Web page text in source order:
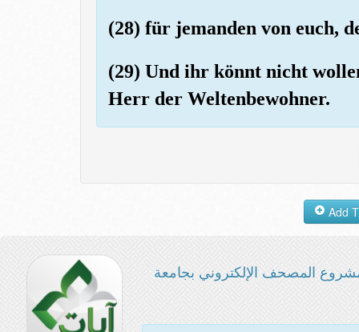
(28) für jemanden von euch,
(29) Und ihr könnt nicht
Herr der Weltenbewohner.
المصحف الإلكتروني بجامعة